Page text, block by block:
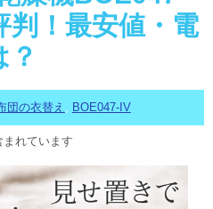
判！最安値・電
？
団の衣替え , BOE047-IV
れています